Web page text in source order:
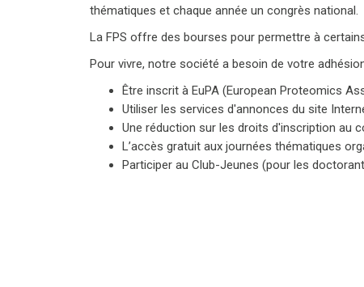
thématiques et chaque année un congrès national.
La FPS offre des bourses pour permettre à
Pour vivre, notre société a besoin de votre
Être inscrit à EuPA (European Proteomics
Utiliser les services d'annonces du site
Une réduction sur les droits d'inscription au
L’accès gratuit aux journées thématiques
Participer au Club-Jeunes (pour les